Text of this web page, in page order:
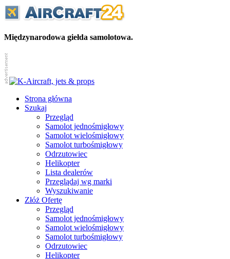
Międzynarodowa giełda samolotowa.
Strona główna
Szukaj
Przegląd
Samolot jednośmigłowy
Samolot wielośmigłowy
Samolot turbośmigłowy
Odrzutowiec
Helikopter
Lista dealerów
Przeglądaj wg marki
Wyszukiwanie
Złóż Ofertę
Przegląd
Samolot jednośmigłowy
Samolot wielośmigłowy
Samolot turbośmigłowy
Odrzutowiec
Helikopter